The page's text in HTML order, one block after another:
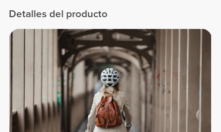
Detalles del producto